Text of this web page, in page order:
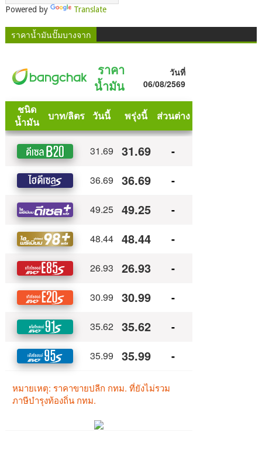
Powered by Translate
ราคาน้ำมันปั๊มบางจาก